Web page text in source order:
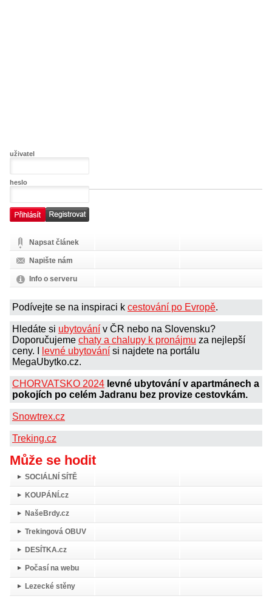
uživatel
heslo
Napsat článek
Napište nám
Info o serveru
Podívejte se na inspiraci k cestování po Evropě.
Hledáte si ubytování v ČR nebo na Slovensku?
Doporučujeme chaty a chalupy k pronájmu za nejlepší
ceny. I
levné ubytování si najdete na portálu
MegaUbytko.cz.
CHORVATSKO 2024 levné ubytování v apartmánech a
pokojích po celém Jadranu bez provize cestovkám.
Snowtrex.cz
Treking.cz
Může se hodit
SOCIÁLNÍ SÍTĚ
KOUPÁNÍ.cz
NašeBrdy.cz
Trekingová OBUV
DESÍTKA.cz
Počasí na webu
Lezecké stěny